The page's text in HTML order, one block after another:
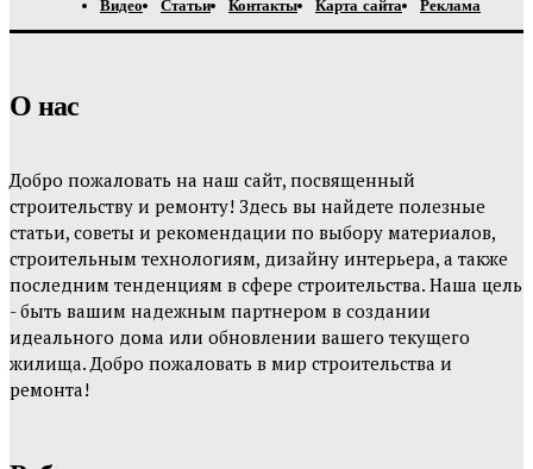
Видео Статьи Контакты Карта сайта Реклама
О нас
Добро пожаловать на наш сайт, посвященный
строительству и ремонту! Здесь вы найдете полезные
статьи, советы и рекомендации по выбору материалов,
строительным технологиям, дизайну интерьера, а также
последним тенденциям в сфере строительства. Наша цель
- быть вашим надежным партнером в создании
идеального дома или обновлении вашего текущего
жилища. Добро пожаловать в мир строительства и
ремонта!